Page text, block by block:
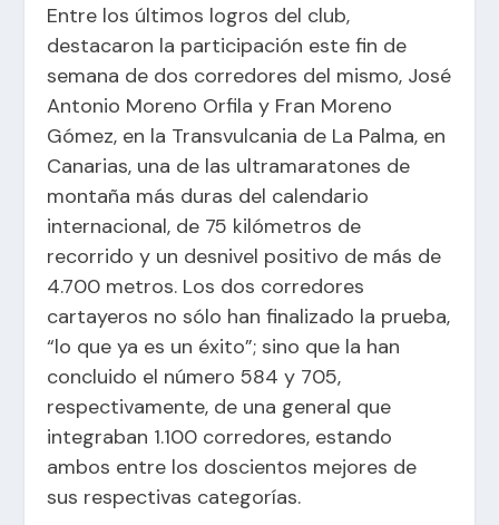
Entre los últimos logros del club,
destacaron la participación este fin de
semana de dos corredores del mismo, José
Antonio Moreno Orfila y Fran Moreno
Gómez, en la Transvulcania de La Palma, en
Canarias, una de las ultramaratones de
montaña más duras del calendario
internacional, de 75 kilómetros de
recorrido y un desnivel positivo de más de
4.700 metros. Los dos corredores
cartayeros no sólo han finalizado la prueba,
“lo que ya es un éxito”; sino que la han
concluido el número 584 y 705,
respectivamente, de una general que
integraban 1.100 corredores, estando
ambos entre los doscientos mejores de
sus respectivas categorías.